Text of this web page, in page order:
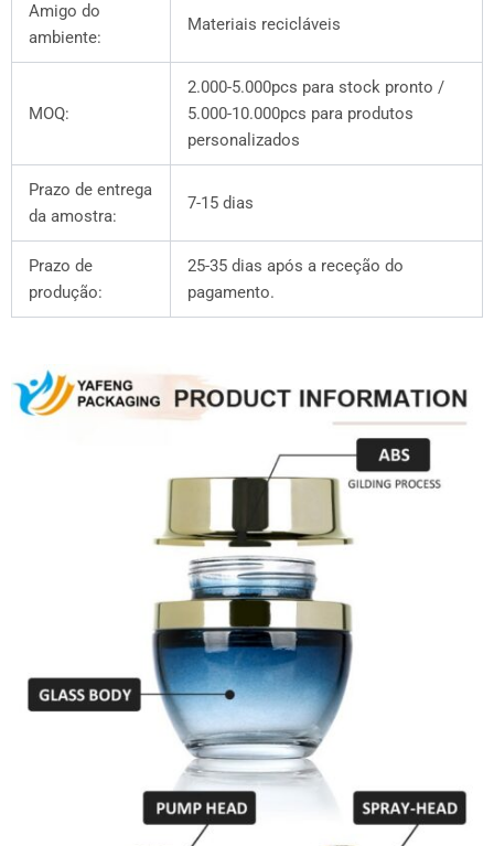
Amigo do
ambiente:
Materiais recicláveis
MOQ:
2.000-5.000pcs para stock pronto /
5.000-10.000pcs para produtos
personalizados
Prazo de entrega
da amostra:
7-15 dias
Prazo de
produção:
25-35 dias após a receção do
pagamento.